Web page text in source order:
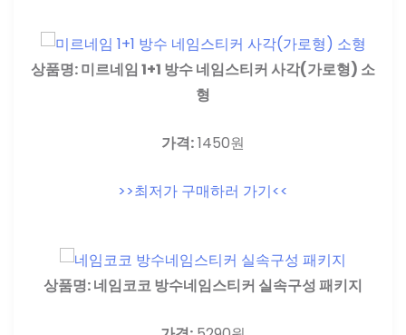
상품명: 미르네임 1+1 방수 네임스티커 사각(가로형) 소
형
가격:1450원
>>최저가 구매하러 가기<<
상품명: 네임코코 방수네임스티커 실속구성 패키지